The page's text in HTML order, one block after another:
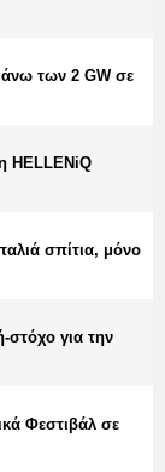
των 2 GW σε
HELLENiQ
σπίτια, μόνο
στόχο για την
Φεστιβάλ σε